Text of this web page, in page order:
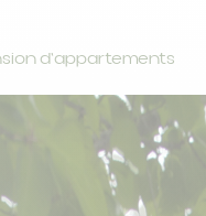
d'appartements